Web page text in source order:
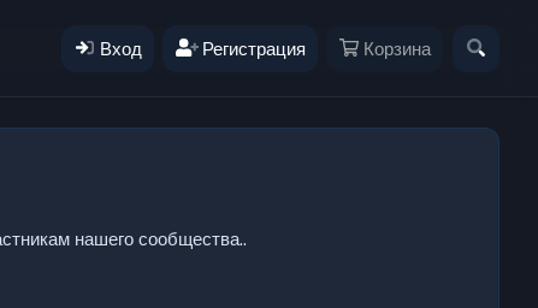
Вход Регистрация Корзина
нашего сообщества..